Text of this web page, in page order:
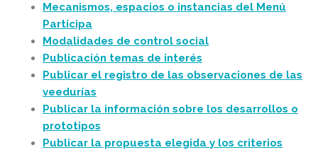
Mecanismos, espacios o instancias del Menú
Participa
Modalidades de control social
Publicación temas de interés
Publicar el registro de las observaciones de las
veedurías
Publicar la información sobre los desarrollos o
prototipos
Publicar la propuesta elegida y los criterios